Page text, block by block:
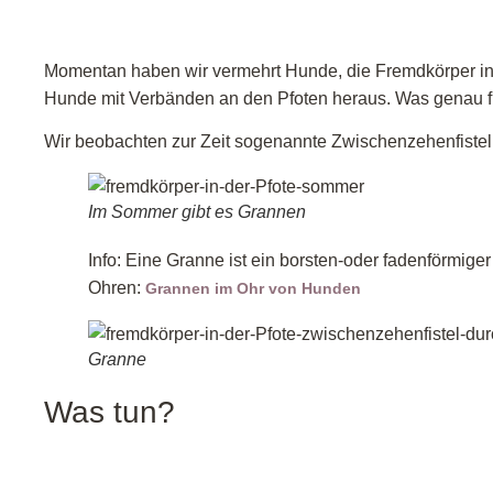
Momentan haben wir vermehrt Hunde, die Fremdkörper
Hunde mit Verbänden an den Pfoten heraus. Was genau
Wir beobachten zur Zeit sogenannte
Im Sommer gibt es Grannen
Info: Eine Granne ist ein borsten-oder
Ohren: Grannen im Ohr von Hunden
Granne
Was tun?